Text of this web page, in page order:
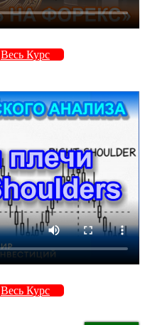
Весь Курс
Весь Курс